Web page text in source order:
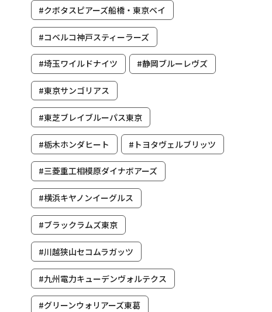
#クボタスピアーズ船橋・東京ベイ
#コベルコ神戸スティーラーズ
#埼玉ワイルドナイツ #静岡ブルーレヴズ
#東京サンゴリアス
#東芝ブレイブルーパス東京
#栃木ホンダヒート #トヨタヴェルブリッツ
#三菱重工相模原ダイナボアーズ
#横浜キヤノンイーグルス
#ブラックラムズ東京
#川越狭山セコムラガッツ
#九州電力キューデンヴォルテクス
#グリーンウォリアーズ東葛